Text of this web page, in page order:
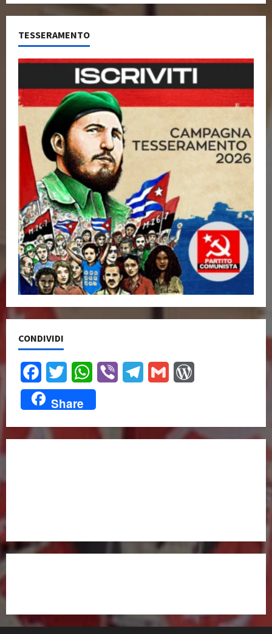
TESSERAMENTO
CONDIVIDI
FacebookTwitter WhatsApp
Viber TelegramGmail
Share